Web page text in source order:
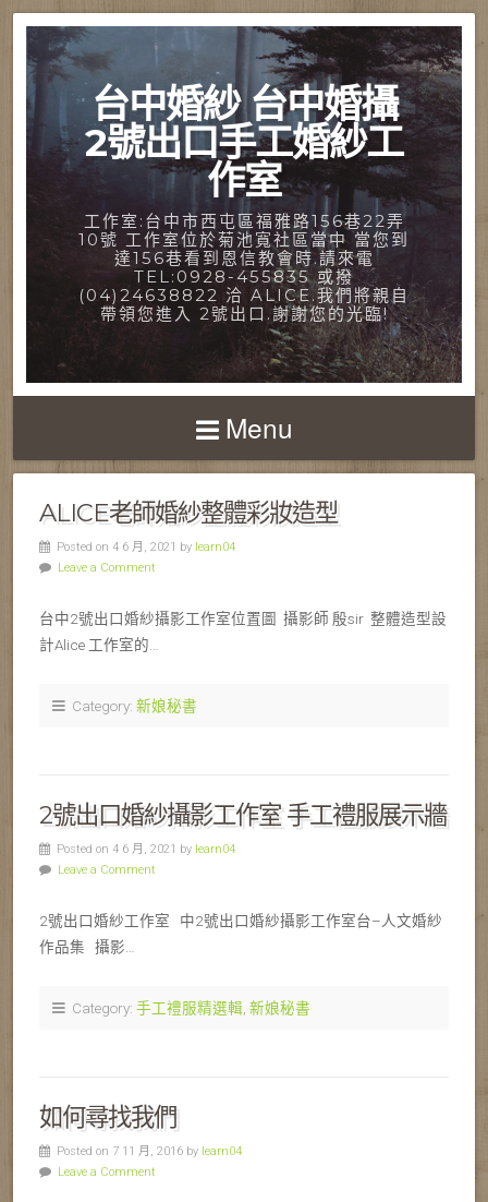
台中婚紗 台中婚攝
2號出口手工婚紗工
作室
工作室:台中市西屯區福雅路156巷22弄
10號 工作室位於菊池寬社區當中 當您到
達156巷看到恩信教會時.請來電
TEL:0928-455835 或撥
(04)24638822 洽 ALICE.我們將親自
帶領您進入 2號出口.謝謝您的光臨!
Menu
ALICE老師婚紗整體彩妝造型
Posted on 4 6 月, 2021 by learn04
Leave a Comment
台中2號出口婚紗攝影工作室位置圖 攝影師 殷sir 整體造型設
計Alice 工作室的…
Category: 新娘秘書
2號出口婚紗攝影工作室 手工禮服展示牆
Posted on 4 6 月, 2021 by learn04
Leave a Comment
2號出口婚紗工作室 中2號出口婚紗攝影工作室台–人文婚紗
作品集 攝影…
Category: 手工禮服精選輯 新娘秘書
如何尋找我們
Posted on 7 11 月, 2016 by learn04
Leave a Comment